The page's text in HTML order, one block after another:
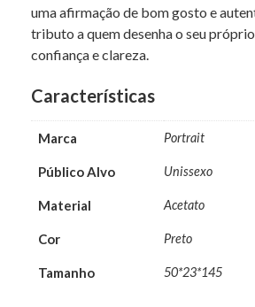
uma afirmação de bom gosto e
tributo a quem desenha o seu
confiança e clareza.
Características
Marca Portrait
Público Alvo Unissexo
Material Acetato
Cor Preto
Tamanho 50*23*145